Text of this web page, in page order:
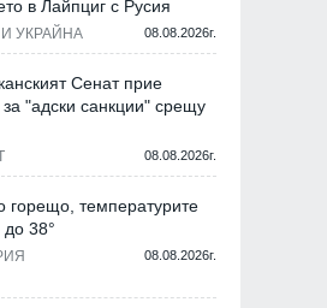
в Лайпциг с Русия
УКРАЙНА 08.08.2026г.
Сенат прие
за "адски санкции" срещу
08.08.2026г.
горещо, температурите
до 38°
08.08.2026г.